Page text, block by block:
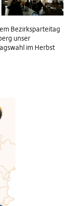
Bezirksparteitag
unser
im Herbst